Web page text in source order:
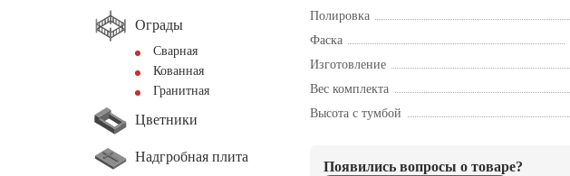
Ограды
Сварная
Кованная
Гранитная
Цветники
Надгробная плита
Полировка
Фаска
Изготовление
Вес комплекта
Высота с тумбой
Появились вопросы о товаре?